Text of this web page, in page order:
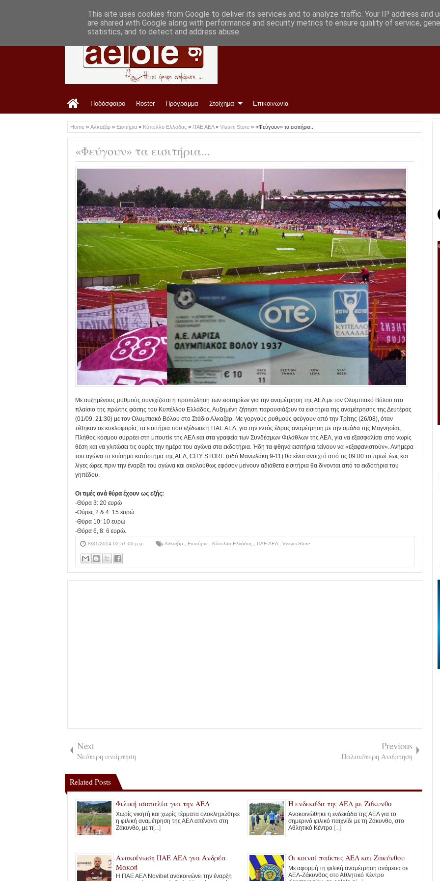
Ποδόσφαιρο Roster Πρόγραμμα Στοίχημα Επικοινωνία
Home » Αλκαζάρ » Εισιτήρια » Κύπελλο Ελλάδας » ΠΑΕ ΑΕΛ» Vissini Store » «Φεύγουν» τα εισιτήρια...
«Φεύγουν» τα εισιτήρια...
Με αυξημένους ρυθμούς συνεχίζεται η προπώληση των εισιτηρίων για την αναμέτρηση της ΑΕΛ με τον Ολυμπιακό Βόλου στο
πλαίσιο της πρώτης φάσης του Κυπέλλου Ελλάδος. Αυξημένη ζήτηση παρουσιάζουν τα εισιτήρια της αναμέτρησης της Δευτέρας
(01/09, 21:30) με τον Ολυμπιακό Βόλου στο Στάδιο Αλκαζάρ. Με γοργούς ρυθμούς φεύγουν από την Τρίτης (26/08), όταν
τέθηκαν σε κυκλοφορία, τα εισιτήρια που εξέδωσε η ΠΑΕ ΑΕΛ, για την εντός έδρας αναμέτρηση με την ομάδα της Μαγνησίας.
Πλήθος κόσμου συρρέει στη μπουτίκ της ΑΕΛ και στα γραφεία των Συνδέσμων Φιλάθλων της ΑΕΛ, για να εξασφαλίσει από νωρίς
θέση και να γλιτώσει τις ουρές την ημέρα του αγώνα στα εκδοτήρια. Ήδη τα φθηνά εισιτήρια τείνουν να «εξαφανιστούν». Ανήμερα
του αγώνα το επίσημο κατάστημα της ΑΕΛ, CITY STORE (οδό Μανωλάκη 9-11) θα είναι ανοιχτό από τις 09:00 το πρωί. έως και
λίγες ώρες πριν την έναρξη του αγώνα και ακολούθως εφόσον μείνουν αδιάθετα εισιτήρια θα δίνονται από τα εκδοτήρια του
γηπέδου.
Οι τιμές ανά θύρα έχουν ως εξής:
-Θύρα 3: 20 ευρώ
-Θύρες 2 & 4: 15 ευρώ
-Θύρα 10: 10 ευρώ
-Θύρα 6, 8: 6 ευρώ.
8/31/2014 02:51:00 μ.μ. Αλκαζάρ , Εισιτήρια , Κύπελλο Ελλάδας , ΠΑΕ ΑΕΛ , Vissini Store
Next
Νεότερη ανάρτηση
Previous
Παλαιότερη Ανάρτηση
Related Posts
Φιλική ισοπαλία για την ΑΕΛ
Χωρίς νικητή και χωρίς τέρματα ολοκληρώθηκε
η φιλική αναμέτρηση της ΑΕΛ απέναντι στη
Ζάκυνθο, με τι [...]
Η ενδεκάδα της ΑΕΛ με Ζάκυνθο
Ανακοινώθηκε η ενδεκάδα της ΑΕΛ για το
σημερινό φιλικό παιχνίδι με τη Ζάκυνθο, στο
Αθλητικό Κέντρο [...]
Ανακοίνωση ΠΑΕ ΑΕΛ για Ανδρέα
Μακρή
Η ΠΑΕ ΑΕΛ Novibet ανακοινώνει την έναρξη
Οι κοινοί παίκτες ΑΕΛ και Ζακύνθου
Με αφορμή τη φιλική αναμέτρηση ανάμεσα σε
ΑΕΛ-Ζάκυνθος στο Αθλητικό Κέντρο
This site uses cookies from Google to deliver its services and to analyze traffic. Your IP address and
are shared with Google along with performance and security metrics to ensure quality of service,
statistics, and to detect and address abuse.